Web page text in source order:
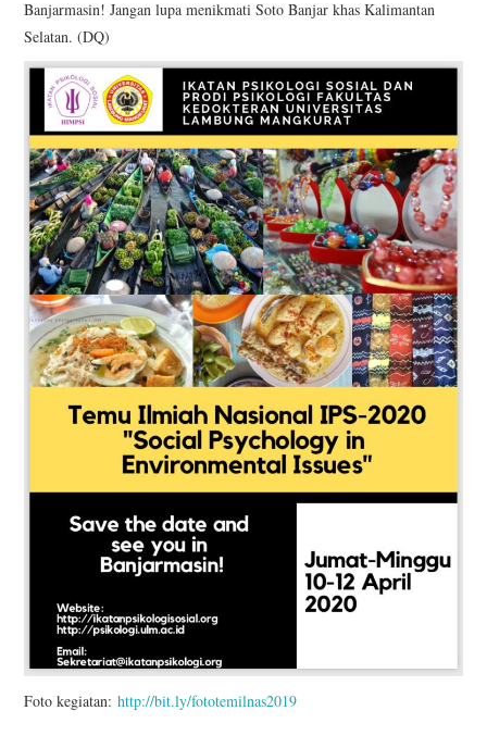
Banjarmasin! Jangan lupa menikmati Soto Banjar khas Kalimantan
Selatan. (DQ)
Foto kegiatan:http://bit.ly/fototemilnas2019